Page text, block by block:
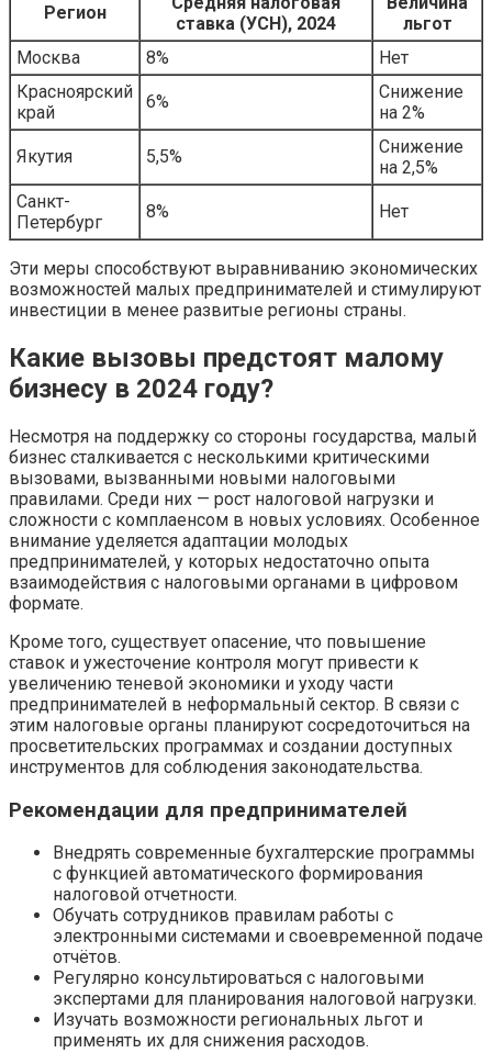
Регион
ставка (УСН), 2024
льгот
Москва
8%
Нет
Красноярский
край
6%
Снижение
на 2%
Якутия 5,5%
Снижение
на 2,5%
Санкт-
Петербург
8% Нет
Эти меры способствуют выравниванию экономических
возможностей малых предпринимателей и стимулируют
инвестиции в менее развитые регионы страны.
Какие вызовы предстоят малому
бизнесу в 2024 году?
Несмотря на поддержку со стороны государства, малый
бизнес сталкивается с несколькими критическими
вызовами, вызванными новыми налоговыми
правилами. Среди них — рост налоговой нагрузки и
сложности с комплаенсом в новых условиях. Особенное
внимание уделяется адаптации молодых
предпринимателей, у которых недостаточно опыта
взаимодействия с налоговыми органами в цифровом
формате.
Кроме того, существует опасение, что повышение
ставок и ужесточение контроля могут привести к
увеличению теневой экономики и уходу части
предпринимателей в неформальный сектор. В связи с
этим налоговые органы планируют сосредоточиться на
просветительских программах и создании доступных
инструментов для соблюдения законодательства.
Рекомендации для предпринимателей
Внедрять современные бухгалтерские программы
с функцией автоматического формирования
налоговой отчетности.
Обучать сотрудников правилам работы с
электронными системами и своевременной подаче
отчётов.
Регулярно консультироваться с налоговыми
экспертами для планирования налоговой нагрузки.
Изучать возможности региональных льгот и
применять их для снижения расходов.